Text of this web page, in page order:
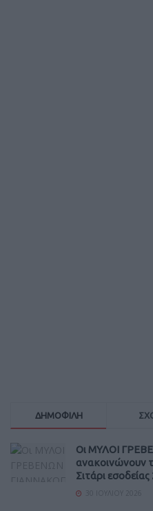
ΔΗΜΟΦΙΛΗ
Οι ΜΥΛΟΙ
ανακοινώνουν
Σιτάρι εσοδείας